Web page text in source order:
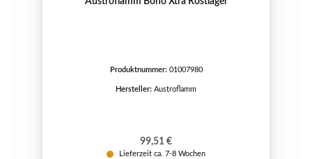
Produktnummer: 01007980
Hersteller: Austroflamm
Regulärer Preis:
99,51 €
Lieferzeit ca. 7-8 Wochen